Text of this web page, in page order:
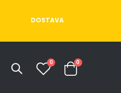
DOSTAVA
0 0